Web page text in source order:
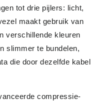
tot drie pijlers: licht,
maakt gebruik van
verschillende kleuren
slimmer te bundelen,
die door dezelfde kabel
compressie-